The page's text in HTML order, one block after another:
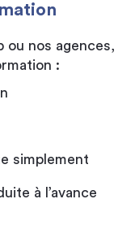
ou nos agences,
:
simplement
à l’avance